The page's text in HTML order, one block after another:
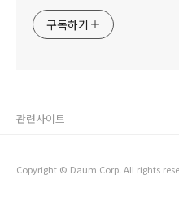
구독하기
Copyright © Daum Corp. All rights
관련사이트